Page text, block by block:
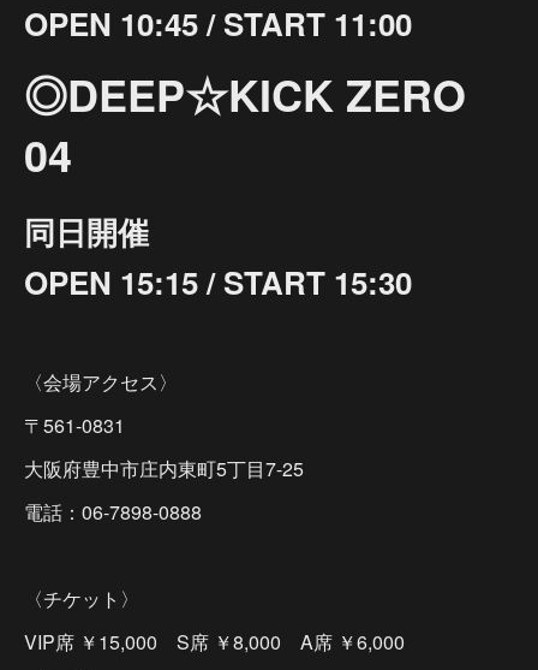
OPEN 10:45 / START 11:00
◎DEEP☆KICK ZERO
04
同日開催
OPEN 15:15 / START 15:30
〈会場アクセス〉
〒561-0831
大阪府豊中市庄内東町5丁目7-25
電話：06-7898-0888
〈チケット〉
VIP席 ￥15,000 S席 ￥8,000 A席 ￥6,000